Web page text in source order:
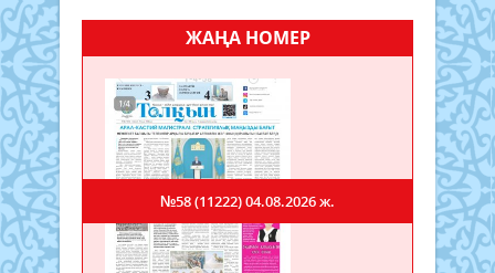
ЖАҢА НОМЕР
№58 (11222)04.08.2026 ж.